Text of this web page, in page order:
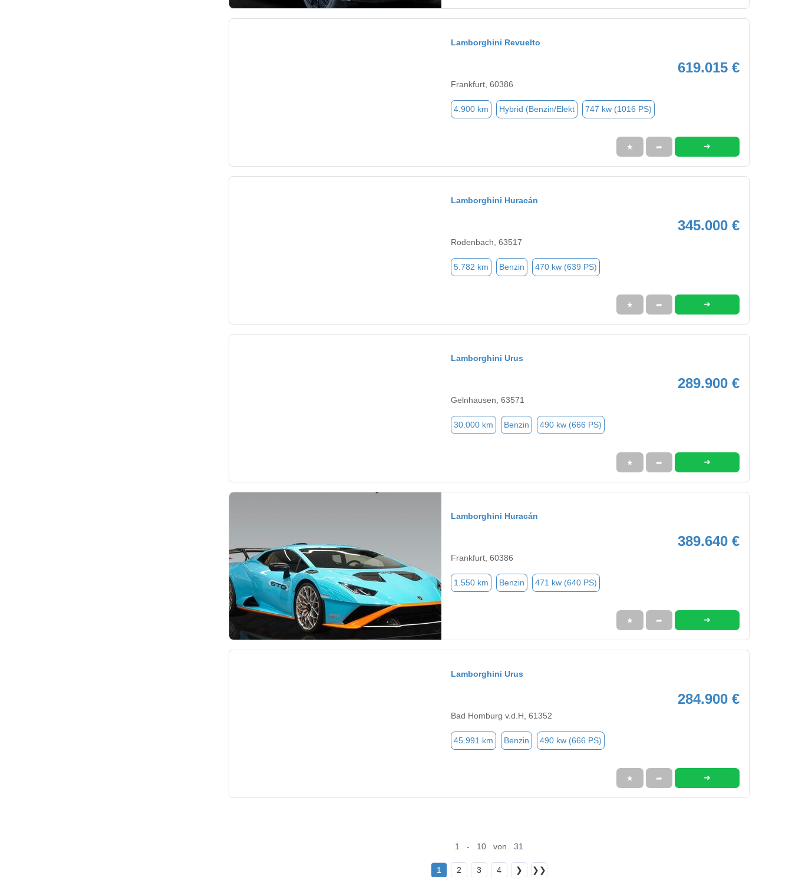
Lamborghini Revuelto
619.015 €
Frankfurt, 60386
4.900 km Hybrid (Benzin/Elekt 747 kw (1016 PS)
★ ➦ ➜
Lamborghini Huracán
345.000 €
Rodenbach, 63517
5.782 km Benzin 470 kw (639 PS)
★ ➦ ➜
Lamborghini Urus
289.900 €
Gelnhausen, 63571
30.000 km Benzin 490 kw (666 PS)
★ ➦ ➜
Lamborghini Huracán
389.640 €
Frankfurt, 60386
1.550 km Benzin 471 kw (640 PS)
★ ➦ ➜
Lamborghini Urus
284.900 €
Bad Homburg v.d.H, 61352
45.991 km Benzin 490 kw (666 PS)
★ ➦ ➜
1 - 10 von 31
1 2 3 4 ❯ ❯❯